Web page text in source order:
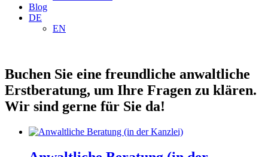
Blog
DE
EN
Buchen Sie eine freundliche anwaltliche
Erstberatung, um Ihre Fragen zu klären.
Wir sind gerne für Sie da!